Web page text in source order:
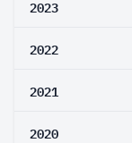
2023
2022
2021
2020